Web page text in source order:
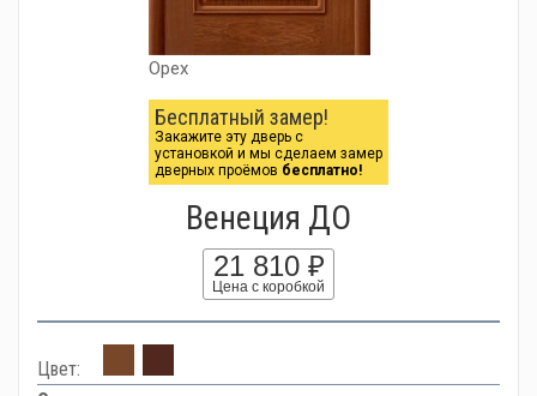
Орех
Бесплатный замер!
Закажите эту дверь с
установкой и мы сделаем замер
дверных проёмов бесплатно!
Венеция ДО
21 810 ₽
Цена с коробкой
Цвет: